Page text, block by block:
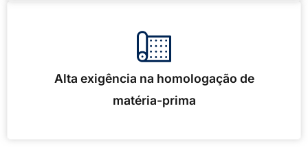
Alta exigência na homologação de
matéria-prima